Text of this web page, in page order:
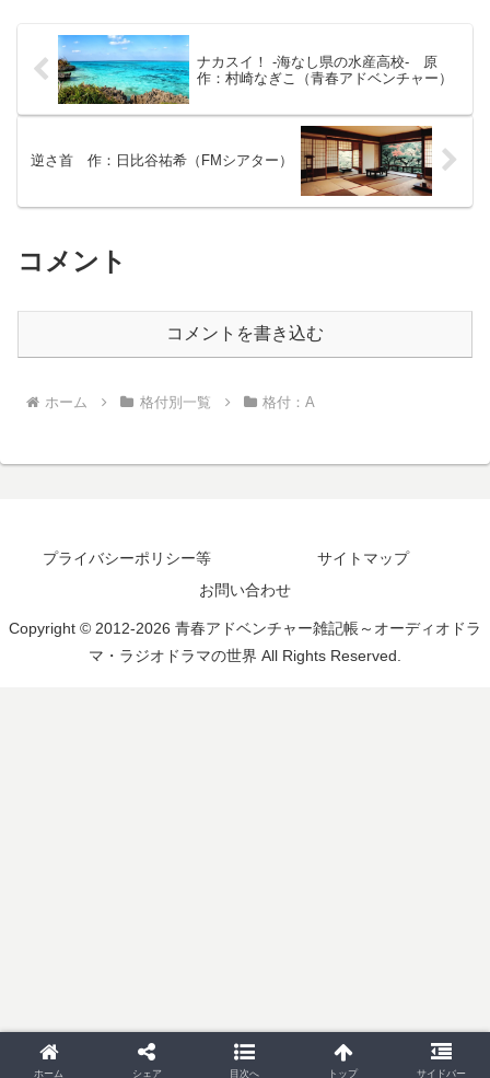
所しい。しかし、イレーナはこのまま腐
っているわけにはいかない。強大な魔力
ば待っているのは身の破滅だ。そして、
魔力をコントロールすることができるよ
うになれば、いつか信頼すべき仲間、愛
すべき恋人がいるイクシアに帰ることが
できるかも知れない。
ナカスイ！ -海なし県の水産高校- 原
作：村崎なぎこ（青春アドベンチャー）
逆さ首 作：日比谷祐希（FMシアター）
コメント
コメントを書き込む
ホーム 格付別一覧 格付：A
プライバシーポリシー等
サイトマップ
お問い合わせ
Copyright © 2012-2026 青春アドベンチャー雑記帳～オーディオドラ
マ・ラジオドラマの世界 All Rights Reserved.
ホーム シェア 目次へ トップ サイドバー